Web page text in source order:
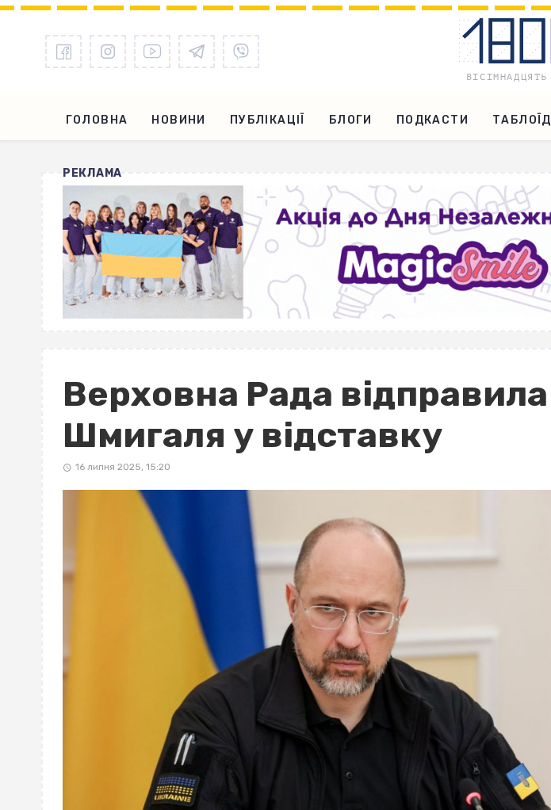
ГОЛОВНА НОВИНИ ПУБЛІКАЦІЇ БЛОГИ ПОДКАСТИ ТАБЛОЇД
РЕКЛАМА
Верховна Рада відправила
Шмигаля у відставку
16 липня 2025, 15:20